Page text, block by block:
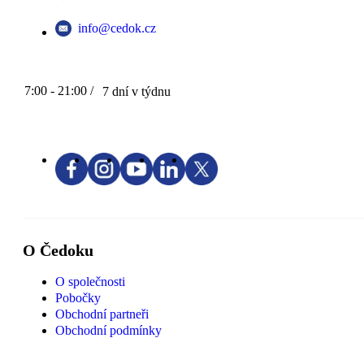
info@cedok.cz
7:00 - 21:00 / 7 dní v týdnu
O Čedoku
O společnosti
Pobočky
Obchodní partneři
Obchodní podmínky